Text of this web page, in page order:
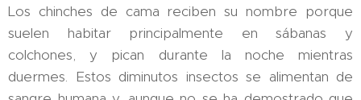
Los chinches de cama reciben su nombre porque
suelen habitar principalmente en sábanas y
colchones, y pican durante la noche mientras
duermes. Estos diminutos insectos se alimentan de